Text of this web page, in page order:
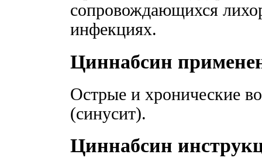
сопровождающихся
инфекциях.
Циннабсин
Острые и хронические
(синусит).
Циннабсин